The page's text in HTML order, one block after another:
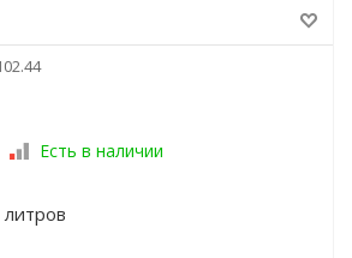
Есть в наличии